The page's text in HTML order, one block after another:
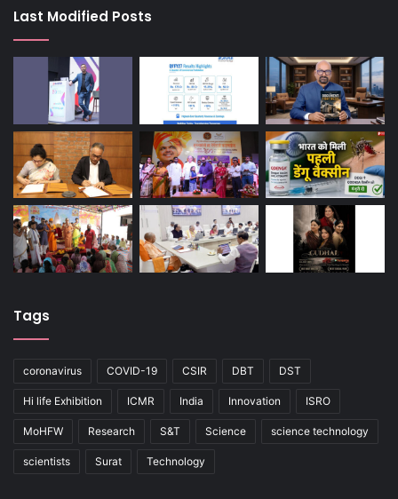
Last Modified Posts
Tags
coronavirus COVID-19 CSIR DBT DST
Hi life Exhibition ICMR India Innovation ISRO
MoHFW Research S&T Science science technology
scientists Surat Technology